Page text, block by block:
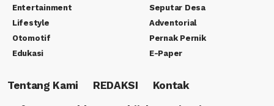
Entertainment
Lifestyle
Otomotif
Edukasi
Seputar Desa
Adventorial
Pernak Pernik
E-Paper
Tentang Kami REDAKSI
Kontak